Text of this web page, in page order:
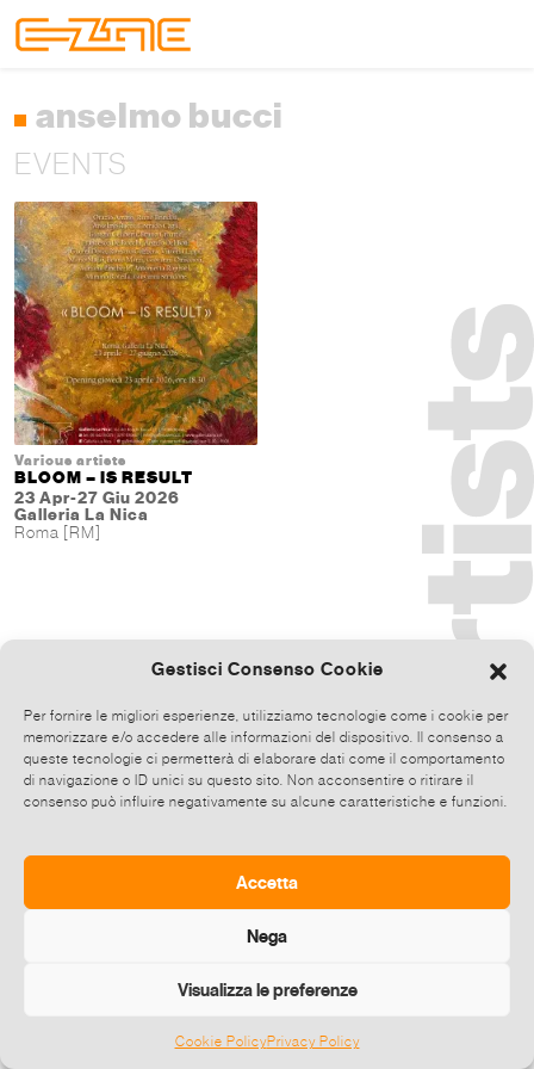
Gestisci Consenso Cookie
Per fornire le migliori esperienze, utilizziamo tecnologie come i cookie per
memorizzare e/o accedere alle informazioni del dispositivo. Il consenso a
queste tecnologie ci permetterà di elaborare dati come il comportamento
di navigazione o ID unici su questo sito. Non acconsentire o ritirare il
consenso può influire negativamente su alcune caratteristiche e funzioni.
Accetta
Nega
Visualizza le preferenze
Cookie PolicyPrivacy Policy
anselmo bucci
EVENTS
Various artists
BLOOM – IS RESULT
23 Apr-27 Giu 2026
Galleria La Nica
Roma [RM]
©2026 E-zine